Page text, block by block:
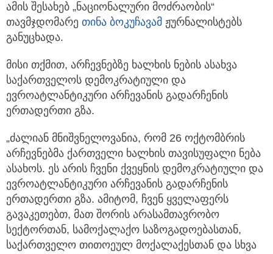
ამის შესახებ „ნაციონალური მოძრაობის“
თავმჯდომარე თინა ბოკუჩავამ ჟურნალისტებს
განუცხადა.
მისი თქმით, არჩევნებზე ხალხის ნების ასახვა
საქართველოს დემოკრატიული და
ევროატლანტიკური არჩევანის გადარჩენის
ერთადერთი გზა.
„ძალიან მნიშვნელოვანია, რომ 26 ოქტომბრის
არჩევნებმა ქართველი ხალხის თავისუფალი ნება
ასახოს. ეს არის ჩვენი ქვეყნის დემოკრატიული და
ევროატლანტიკური არჩევანის გადარჩენის
ერთადერთი გზა. ამიტომ, ჩვენ ყველაფერს
გავაკეთებთ, მათ შორის არასამთავრობო
სექტორთან, სამოქალაქო საზოგადოებასთან,
საქართველო თითოეულ მოქალაქესთან და სხვა